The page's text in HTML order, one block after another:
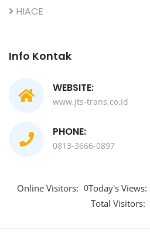
HIACE
Info Kontak
WEBSITE:
www.jts-trans.co.id
PHONE:
0813-3666-0897
Online Visitors: 0Today's Views:
Total Visitors: